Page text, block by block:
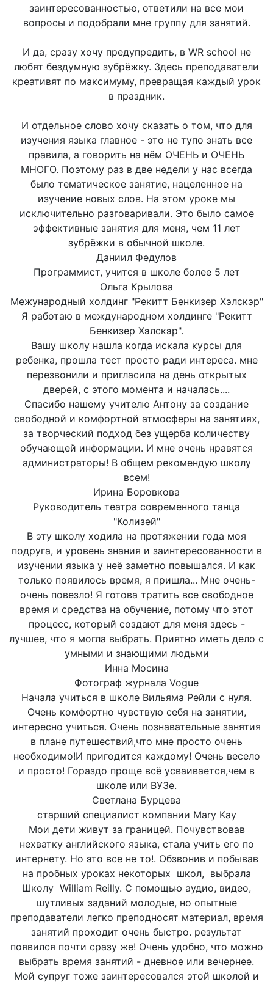
заинтересованностью, ответили на все мои
вопросы и подобрали мне группу для занятий.
И да, сразу хочу предупредить, в WR school не
любят бездумную зубрёжку. Здесь преподаватели
креативят по максимуму, превращая каждый урок
в праздник.
И отдельное слово хочу сказать о том, что для
изучения языка главное - это не тупо знать все
правила, а говорить на нём ОЧЕНЬ и ОЧЕНЬ
МНОГО. Поэтому раз в две недели у нас всегда
было тематическое занятие, нацеленное на
изучение новых слов. На этом уроке мы
исключительно разговаривали. Это было самое
эффективные занятия для меня, чем 11 лет
зубрёжки в обычной школе.
Даниил Федулов
Программист, учится в школе более 5 лет
Ольга Крылова
Межународный холдинг "Рекитт Бенкизер Хэлскэр"
Я работаю в международном холдинге "Рекитт
Бенкизер Хэлскэр".
Вашу школу нашла когда искала курсы для
ребенка, прошла тест просто ради интереса. мне
перезвонили и пригласила на день открытых
дверей, с этого момента и началась....
Спасибо нашему учителю Антону за создание
свободной и комфортной атмосферы на занятиях,
за творческий подход без ущерба количеству
обучающей информации. И мне очень нравятся
администраторы! В общем рекомендую школу
всем!
Ирина Боровкова
Руководитель театра современного танца
"Колизей"
В эту школу ходила на протяжении года моя
подруга, и уровень знания и заинтересованности в
изучении языка у неё заметно повышался. И как
только появилось время, я пришла... Мне очень-
очень повезло! Я готова тратить все свободное
время и средства на обучение, потому что этот
процесс, который создают для меня здесь -
лучшее, что я могла выбрать. Приятно иметь дело с
умными и знающими людьми
Инна Мосина
Фотограф журнала Vogue
Начала учиться в школе Вильяма Рейли с нуля.
Очень комфортно чувствую себя на занятии,
интересно учиться. Очень познавательные занятия
в плане путешествий,что мне просто очень
необходимо!И пригодится каждому! Очень весело
и просто! Гораздо проще всё усваивается,чем в
школе или ВУЗе.
Светлана Бурцева
старший специалист компании Mary Kay
Мои дети живут за границей. Почувствовав
нехватку английского языка, стала учить его по
интернету. Но это все не то!. Обзвонив и побывав
на пробных уроках некоторых школ, выбрала
Школу William Reilly. С помощью аудио, видео,
шутливых заданий молодые, но опытные
преподаватели легко преподносят материал, время
занятий проходит очень быстро. результат
появился почти сразу же! Очень удобно, что можно
выбрать время занятий - дневное или вечернее.
Мой супруг тоже заинтересовался этой школой и